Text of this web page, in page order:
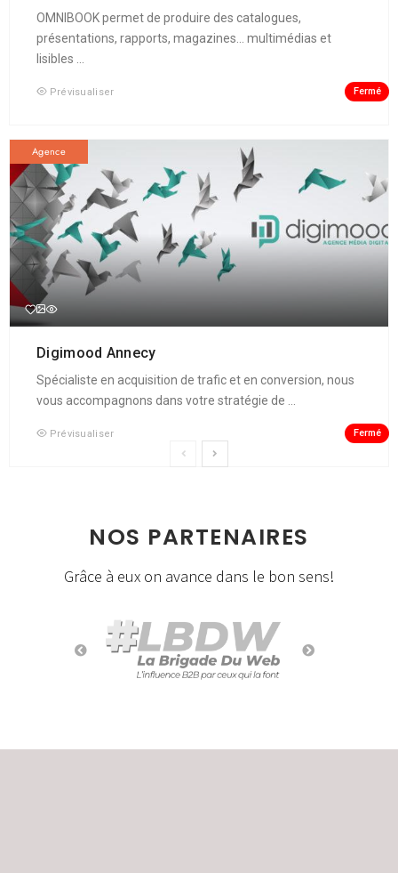
OMNIBOOK permet de produire des catalogues,
présentations, rapports, magazines... multimédias et
lisibles ...
Prévisualiser Fermé
Agence
Digimood Annecy
Spécialiste en acquisition de trafic et en conversion, nous
vous accompagnons dans votre stratégie de ...
Prévisualiser Fermé
NOS PARTENAIRES
Grâce à eux on avance dans le bon sens!